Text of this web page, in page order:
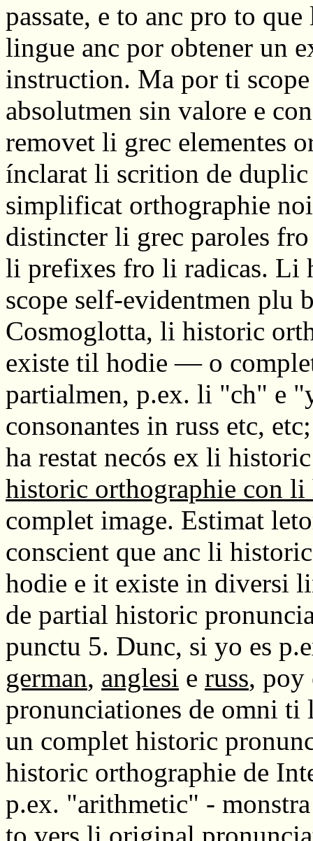
passate, e to anc pro to
lingue anc por obtener un
instruction. Ma por ti
absolutmen sin valore e
removet li grec elementes
ínclarat li scrition de duplic
simplificat orthographie
distincter li grec paroles
li prefixes fro li radicas. Li
scope self-evidentmen plu
Cosmoglotta, li historic
existe til hodie — o
partialmen, p.ex. li "ch" e
consonantes in russ etc,
ha restat necós ex li
historic orthographie con
complet image. Estimat
conscient que anc li
hodie e it existe in diversi
de partial historic
punctu 5. Dunc, si yo es
german, anglesi e russ, poy
pronunciationes de omni
un complet historic
historic orthographie de
p.ex. "arithmetic" -